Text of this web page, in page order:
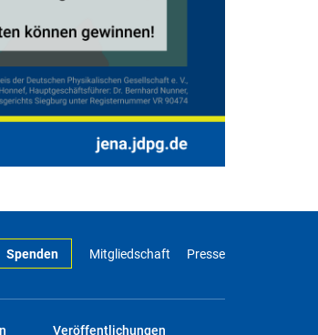
Spenden Mitgliedschaft Presse
Veröffentlichungen